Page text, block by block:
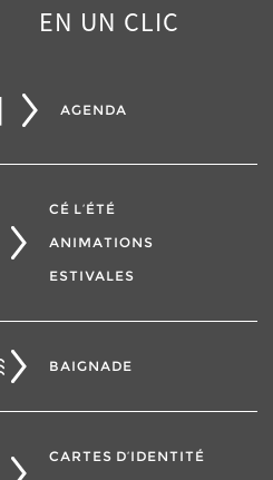
EN UN CLIC
AGENDA
CÉ L’ÉTÉ
ANIMATIONS
ESTIVALES
BAIGNADE
CARTES D’IDENTITÉ